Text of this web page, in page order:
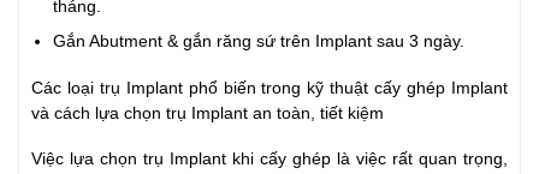
tháng.
Gắn Abutment & gắn răng sứ trên Implant sau 3 ngày.
Các loại trụ Implant phổ biến trong kỹ thuật cấy ghép Implant
và cách lựa chọn trụ Implant an toàn, tiết kiệm
Việc lựa chọn trụ Implant khi cấy ghép là việc rất quan trọng,